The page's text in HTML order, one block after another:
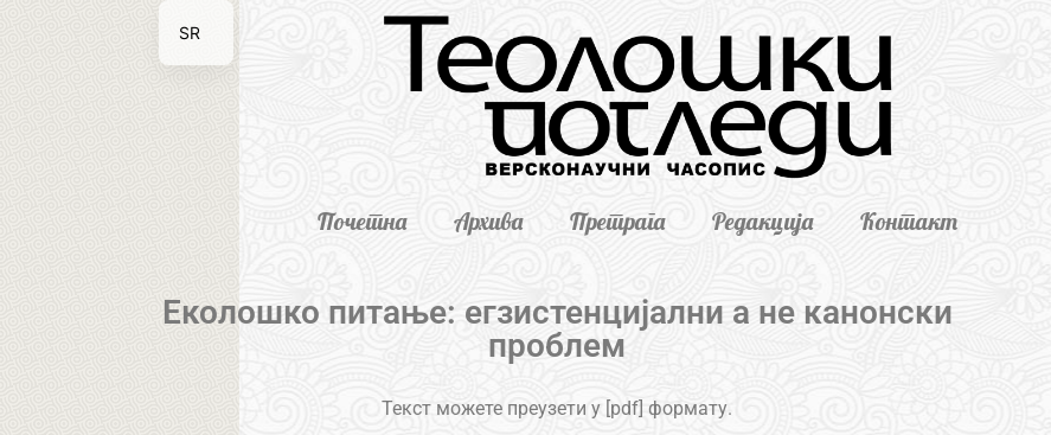
Почетна Архива Претрага Редакција Контакт
Еколошко питање: егзистенцијални а не канонски
проблем
Текст можете преузети у [pdf] формату.
SR
EN